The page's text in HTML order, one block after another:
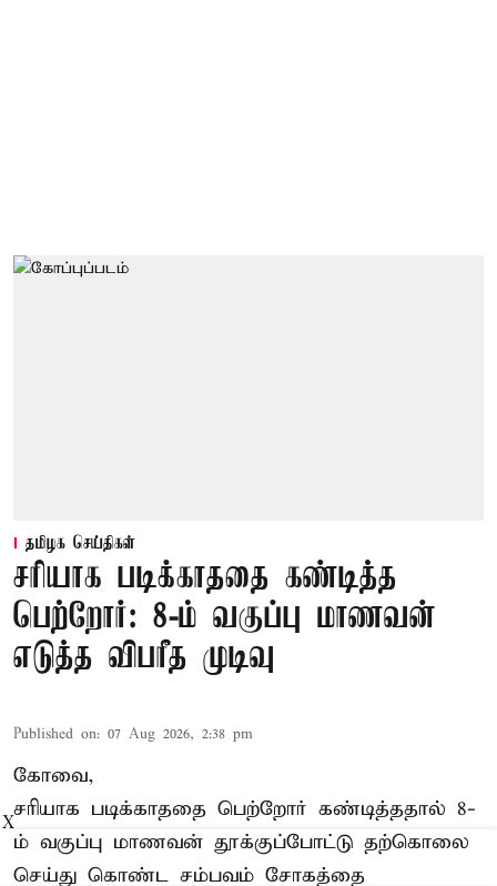
தமிழக செய்திகள்
சரியாக படிக்காததை கண்டித்த
பெற்றோர்: 8-ம் வகுப்பு மாணவன்
எடுத்த விபரீத முடிவு
Published on: 07 Aug 2026, 2:38 pm
கோவை,
சரியாக படிக்காததை பெற்றோர் கண்டித்ததால் 8-
ம் வகுப்பு மாணவன் தூக்குப்போட்டு தற்கொலை
செய்து கொண்ட சம்பவம் சோகத்தை
X